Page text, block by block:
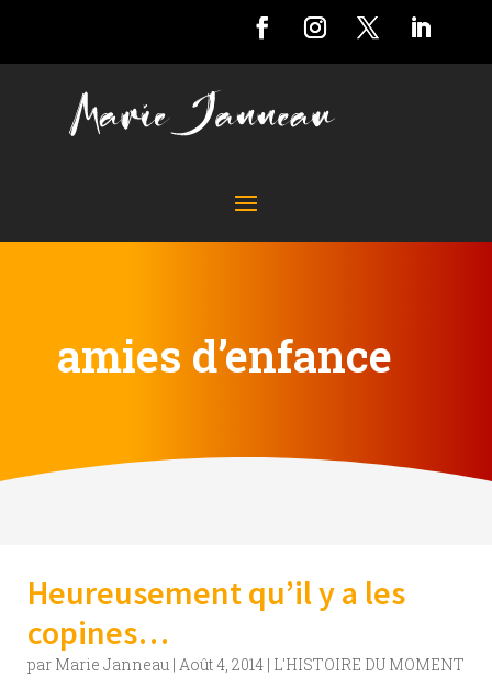
amies d’enfance
Heureusement qu’il y a les
copines…
par Marie Janneau | Août 4, 2014 | L'HISTOIRE DU MOMENT